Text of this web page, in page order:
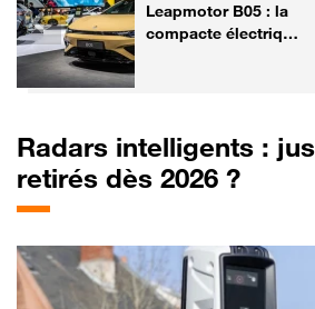
Leapmotor B05 : la
compacte électrique
Radars intelligents :
retirés dès 2026 ?